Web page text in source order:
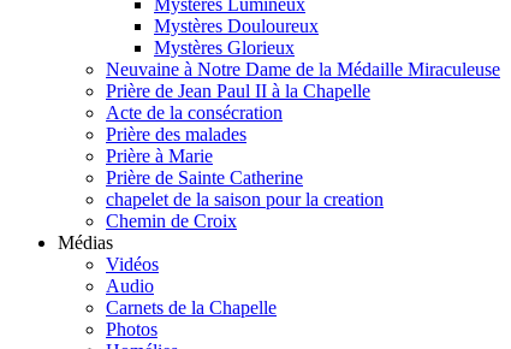
Mystères Douloureux
Mystères Glorieux
Neuvaine à Notre Dame de la Médaille Miraculeuse
Prière de Jean Paul II à la Chapelle
Acte de la consécration
Prière des malades
Prière à Marie
Prière de Sainte Catherine
chapelet de la saison pour la creation
Chemin de Croix
Médias
Vidéos
Audio
Carnets de la Chapelle
Photos